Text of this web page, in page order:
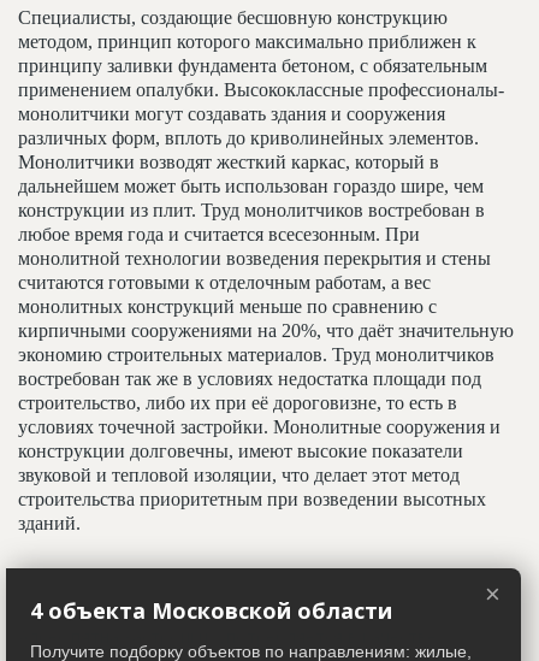
Специалисты, создающие бесшовную конструкцию
методом, принцип которого максимально приближен к
принципу заливки фундамента бетоном, с обязательным
применением опалубки. Высококлассные профессионалы-
монолитчики могут создавать здания и сооружения
различных форм, вплоть до криволинейных элементов.
Монолитчики возводят жесткий каркас, который в
дальнейшем может быть использован гораздо шире, чем
конструкции из плит. Труд монолитчиков востребован в
любое время года и считается всесезонным. При
монолитной технологии возведения перекрытия и стены
считаются готовыми к отделочным работам, а вес
монолитных конструкций меньше по сравнению с
кирпичными сооружениями на 20%, что даёт значительную
экономию строительных материалов. Труд монолитчиков
востребован так же в условиях недостатка площади под
строительство, либо их при её дороговизне, то есть в
условиях точечной застройки. Монолитные сооружения и
конструкции долговечны, имеют высокие показатели
звуковой и тепловой изоляции, что делает этот метод
строительства приоритетным при возведении высотных
зданий.
Адрес строительный ×
4 объекта Московской области
Получите подборку объектов по направлениям: жилые,